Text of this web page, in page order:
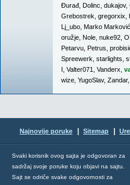
Đurađ Dolinc dukajov,
Grebostrek gregorxix
Lj_ubo Marko Marković
oružje Nole nuke92
Petarvu Petrus
Spreewerk starlights
I Valter071 Vanderx
wize YugoSlav, Zandar,
Najnovije poruke Sitemap
Svaki korisnik ovog sajta je odgovoran za
sadržaj svoje poruke koju objavi na sajtu.
Sajt se odriče svake odgovornosti za